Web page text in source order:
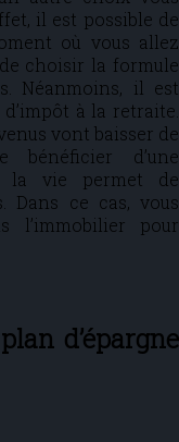
il est possible de
où vous allez
choisir la formule
Néanmoins, il est
à la retraite.
vont baisser de
d’une
la vie permet de
Dans ce cas, vous
l’immobilier pour
d’épargne